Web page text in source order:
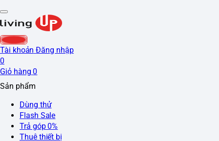
LIVE
Tài khoản Đăng nhập
0
Giỏ hàng 0
Sản phẩm
Dùng thử
Flash Sale
Trả góp 0%
Thuê thiết bị